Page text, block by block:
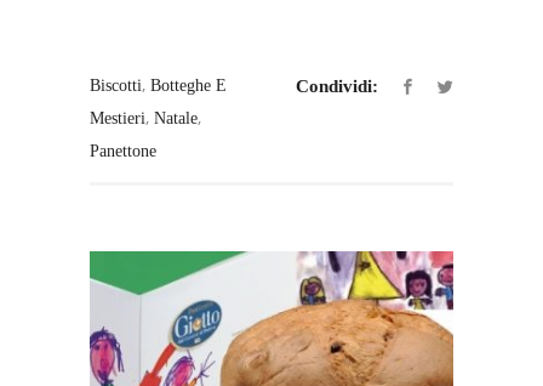
Biscotti, Botteghe E
Mestieri, Natale,
Panettone
Condividi: